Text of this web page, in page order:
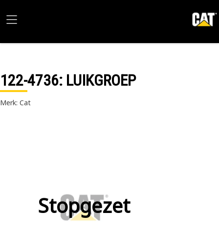
122-4736: LUIKGROEP
Merk: Cat
Stopgezet